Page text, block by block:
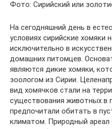
Фото: Сирийский или
На сегодняшний день в
условиях сирийские хомяки
исключительно в
домашних питомцев.
являются дикие хомяки,
зоологом из Сирии.
вид хомячков стали на
существования животных в
предпочитали обитать в
климатом. Природный ареал